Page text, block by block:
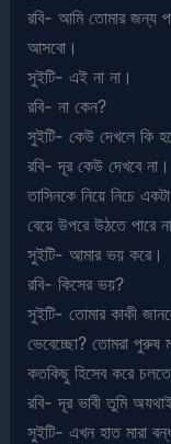
রবি- আমি তোমার জন্য
আসবো।
সুইটি- এই না না।
রবি- না কেন?
সুইটি- কেউ দেখলে কি
রবি- দূর কেউ দেখবে
তাসিনকে নিয়ে নিচে
বেয়ে উপরে উঠতে পারে
সুইটি- আমার ভয় করে।
রবি- কিসের ভয়?
সুইটি- তোমার কাকী
ভেবেচ্ছো? তোমরা পুরুষ
কতকিছু হিসেব করে
রবি- দূর ভাবী তুমি
সুইটি- এখন হাত মারা